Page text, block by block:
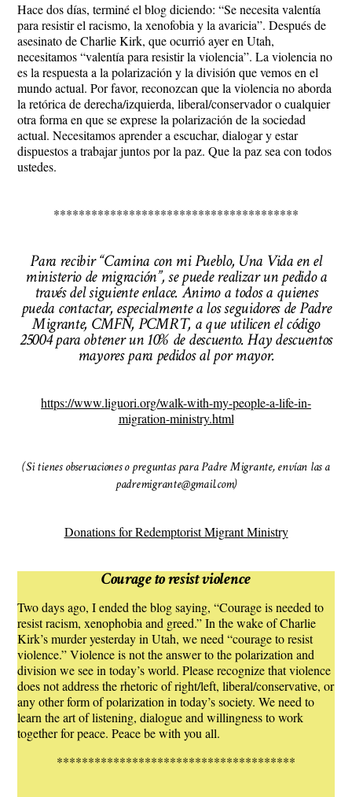
Hace dos días, terminé el blog diciendo: “Se necesita valentía
para resistir el racismo, la xenofobia y la avaricia”. Después de
asesinato de Charlie Kirk, que ocurrió ayer en Utah,
necesitamos “valentía para resistir la violencia”. La violencia no
es la respuesta a la polarización y la división que vemos en el
mundo actual. Por favor, reconozcan que la violencia no aborda
la retórica de derecha/izquierda, liberal/conservador o cualquier
otra forma en que se exprese la polarización de la sociedad
actual. Necesitamos aprender a escuchar, dialogar y estar
dispuestos a trabajar juntos por la paz. Que la paz sea con todos
ustedes.
***************************************
Para recibir “Camina con mi Pueblo, Una Vida en el
ministerio de migración”, se puede realizar un pedido a
través del siguiente enlace. Animo a todos a quienes
pueda contactar, especialmente a los seguidores de Padre
Migrante, CMFN, PCMRT, a que utilicen el código
25004 para obtener un 10% de descuento. Hay descuentos
mayores para pedidos al por mayor.
https://www.liguori.org/walk-with-my-people-a-life-in-
migration-ministry.html
(Si tienes observaciones o preguntas para Padre Migrante, envían las a
padremigrante@gmail.com)
Donations for Redemptorist Migrant Ministry
Courage to resist violence
Two days ago, I ended the blog saying, “Courage is needed to
resist racism, xenophobia and greed.” In the wake of Charlie
Kirk’s murder yesterday in Utah, we need “courage to resist
violence.” Violence is not the answer to the polarization and
division we see in today’s world. Please recognize that violence
does not address the rhetoric of right/left, liberal/conservative, or
any other form of polarization in today’s society. We need to
learn the art of listening, dialogue and willingness to work
together for peace. Peace be with you all.
**************************************